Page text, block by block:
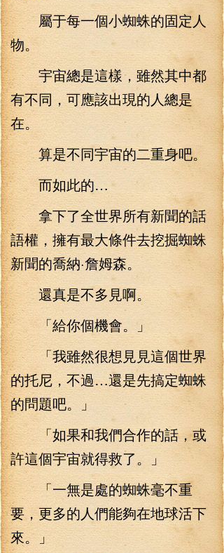
屬于每一個小蜘蛛的固定人
物。
宇宙總是這樣，雖然其中都
有不同，可應該出現的人總是
在。
算是不同宇宙的二重身吧。
而如此的…
拿下了全世界所有新聞的話
語權，擁有最大條件去挖掘蜘蛛
新聞的喬納·詹姆森。
還真是不多見啊。
「給你個機會。」
「我雖然很想見見這個世界
的托尼，不過…還是先搞定蜘蛛
的問題吧。」
「如果和我們合作的話，或
許這個宇宙就得救了。」
「一無是處的蜘蛛毫不重
要，更多的人們能夠在地球活下
來。」